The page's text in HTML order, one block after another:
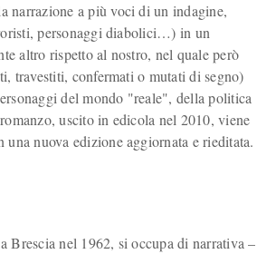
narrazione a più voci di un indagine,
personaggi diabolici…) in un
altro rispetto al nostro, nel quale però
travestiti, confermati o mutati di segno)
del mondo "reale", della politica
uscito in edicola nel 2010, viene
una nuova edizione aggiornata e rieditata.
Brescia nel 1962, si occupa di narrativa –